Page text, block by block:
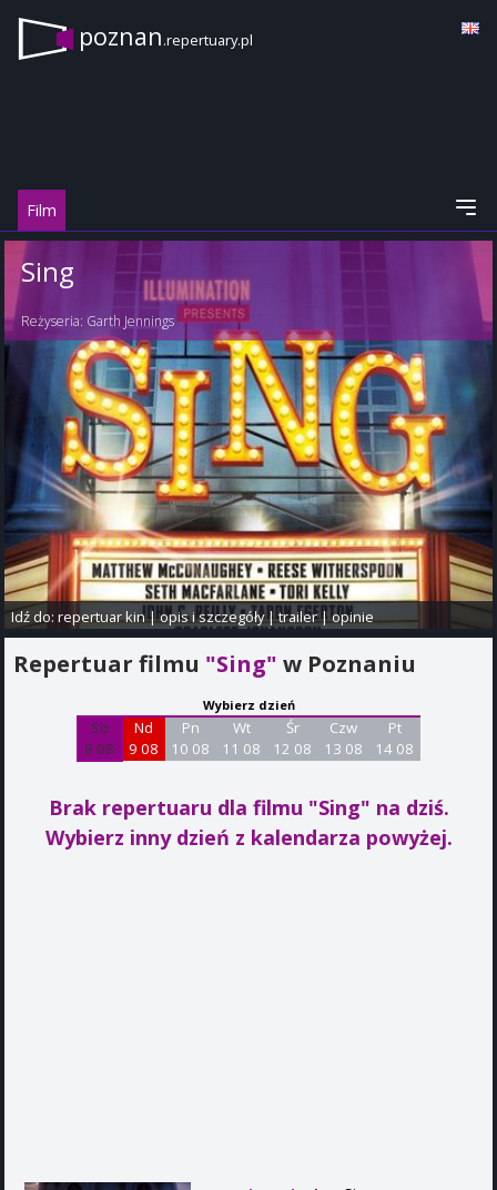
poznan.repertuary.pl
Film
Sing
Reżyseria: Garth Jennings
Idź do:repertuar kin|opis i szczegóły|trailer|opinie
Repertuar filmu "Sing" w Poznaniu
Wybierz dzień
Sb
8 08
Nd
9 08
Pn
10 08
Wt
11 08
Śr
12 08
Czw
13 08
Pt
14 08
Brak repertuaru dla filmu "Sing" na dziś.
Wybierz inny dzień z kalendarza powyżej.